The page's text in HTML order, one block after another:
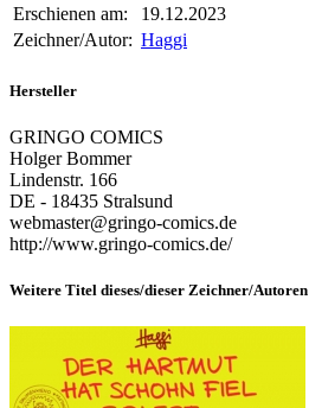
Erschienen am:
19.12.2023
Zeichner/Autor: Haggi
Hersteller
GRINGO COMICS
Holger Bommer
Lindenstr. 166
DE - 18435 Stralsund
webmaster@gringo-comics.de
http://www.gringo-comics.de/
Weitere Titel dieses/dieser Zeichner/Autoren